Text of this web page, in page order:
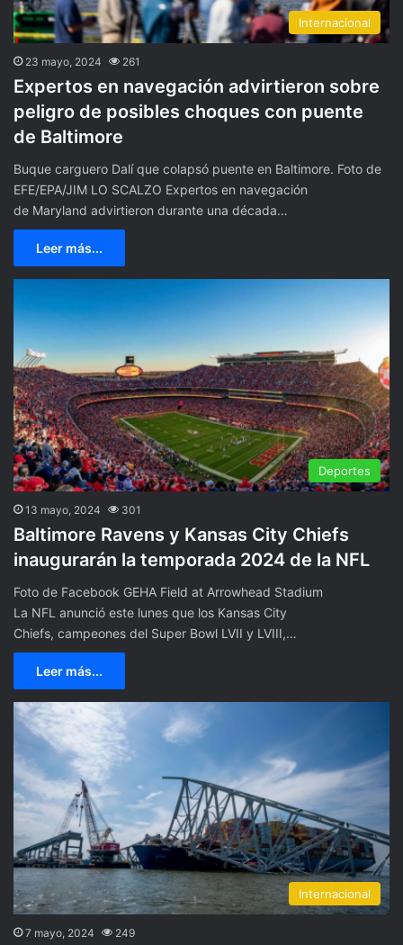
Internacional
23 mayo, 2024 261
Expertos en navegación advirtieron sobre
peligro de posibles choques con puente
de Baltimore
Buque carguero Dalí que colapsó puente en Baltimore. Foto de
EFE/EPA/JIM LO SCALZO Expertos en navegación
de Maryland advirtieron durante una década…
Leer más...
Deportes
13 mayo, 2024 301
Baltimore Ravens y Kansas City Chiefs
inaugurarán la temporada 2024 de la NFL
Foto de Facebook GEHA Field at Arrowhead Stadium
La NFL anunció este lunes que los Kansas City
Chiefs, campeones del Super Bowl LVII y LVIII,…
Leer más...
Internacional
7 mayo, 2024 249